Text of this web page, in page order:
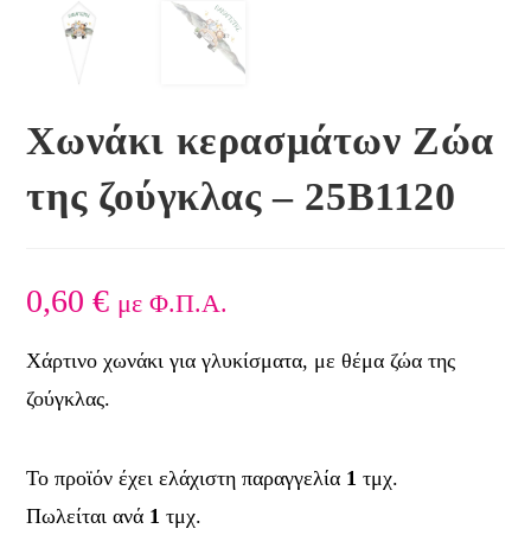
Χωνάκι κερασμάτων Ζώα
της ζούγκλας – 25Β1120
0,60€ με Φ.Π.Α.
Χάρτινο χωνάκι για γλυκίσματα, με θέμα ζώα της
ζούγκλας.
Το προϊόν έχει ελάχιστη παραγγελία 1 τμχ.
Πωλείται ανά 1 τμχ.